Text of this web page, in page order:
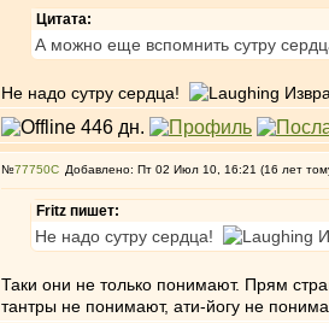
Цитата:
А можно еще вспомнить сутру
Не надо сутру сердца!
№77750 Добавлено: Пт 02 Июл 10, 16:21 (16 лет
Fritz пишет:
Не надо сутру сердца!
Таки они не только понимают. Прям
тантры не понимают, ати-йогу не